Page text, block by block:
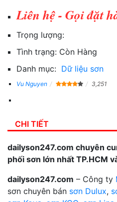
Liên hệ - Gọi đặt
Trọng lượng:
Tình trạng: Còn Hàng
Danh mục: Dữ liệu sơn
Vu Nguyen 3,251
CHI TIẾT
dailyson247.com chuyên
phối sơn lớn nhất TP.HCM
dailyson247.com – Công ty
sơn chuyên bán sơn Dulux,